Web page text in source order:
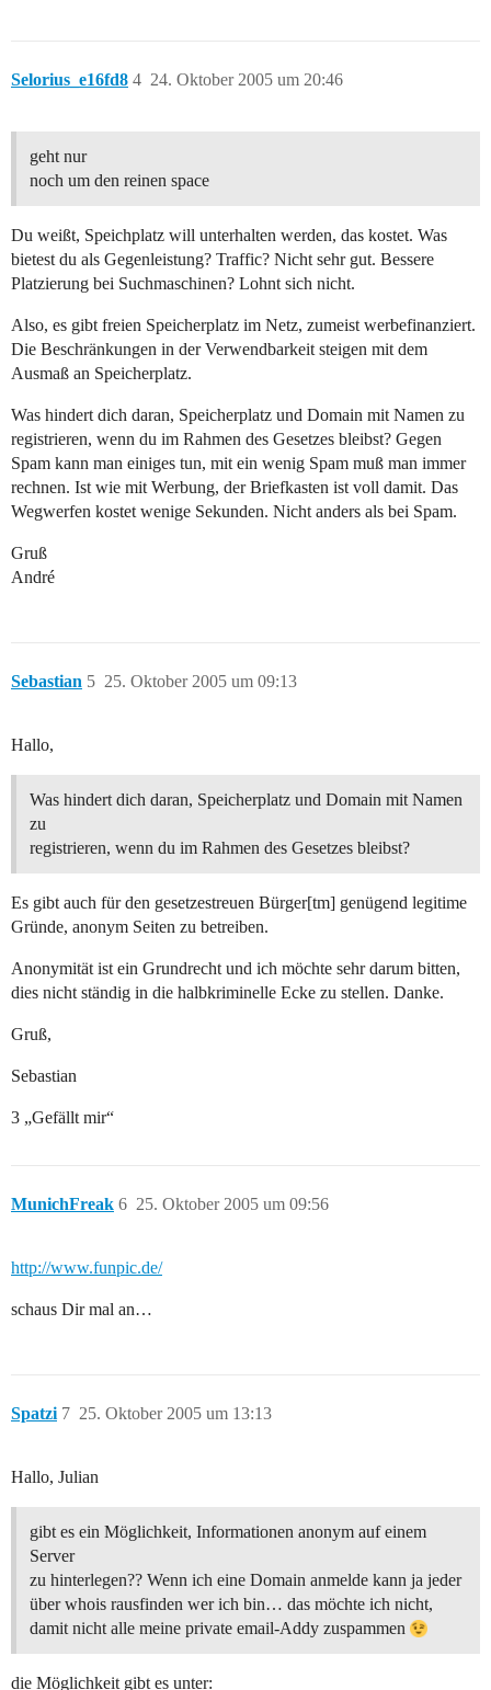
Selorius_e16fd8 24. Oktober 2005 um 20:46
4
geht nur
noch um den reinen space
Du weißt, Speichplatz will unterhalten werden, das kostet. Was
bietest du als Gegenleistung? Traffic? Nicht sehr gut. Bessere
Platzierung bei Suchmaschinen? Lohnt sich nicht.
Also, es gibt freien Speicherplatz im Netz, zumeist werbefinanziert.
Die Beschränkungen in der Verwendbarkeit steigen mit dem
Ausmaß an Speicherplatz.
Was hindert dich daran, Speicherplatz und Domain mit Namen zu
registrieren, wenn du im Rahmen des Gesetzes bleibst? Gegen
Spam kann man einiges tun, mit ein wenig Spam muß man immer
rechnen. Ist wie mit Werbung, der Briefkasten ist voll damit. Das
Wegwerfen kostet wenige Sekunden. Nicht anders als bei Spam.
Gruß
André
Sebastian 25. Oktober 2005 um 09:13
5
Hallo,
Was hindert dich daran, Speicherplatz und Domain mit Namen
zu
registrieren, wenn du im Rahmen des Gesetzes bleibst?
Es gibt auch für den gesetzestreuen Bürger[tm] genügend legitime
Gründe, anonym Seiten zu betreiben.
Anonymität ist ein Grundrecht und ich möchte sehr darum bitten,
dies nicht ständig in die halbkriminelle Ecke zu stellen. Danke.
Gruß,
Sebastian
3 „Gefällt mir“
MunichFreak 25. Oktober 2005 um 09:56
6
http://www.funpic.de/
schaus Dir mal an…
Spatzi 25. Oktober 2005 um 13:13
7
Hallo, Julian
gibt es ein Möglichkeit, Informationen anonym auf einem
Server
zu hinterlegen?? Wenn ich eine Domain anmelde kann ja jeder
über whois rausfinden wer ich bin… das möchte ich nicht,
damit nicht alle meine private email-Addy zuspammen
die Möglichkeit gibt es unter: